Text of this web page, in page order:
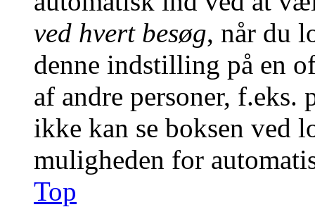
ved hvert besøg, når du
denne indstilling på en
af andre personer,
ikke kan se boksen ved
muligheden for
Top